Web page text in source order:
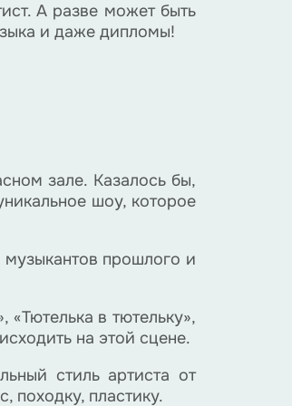
А разве может быть
и даже дипломы!
зале. Казалось бы,
шоу, которое
прошлого и
в тютельку»,
на этой сцене.
стиль артиста от
походку, пластику.